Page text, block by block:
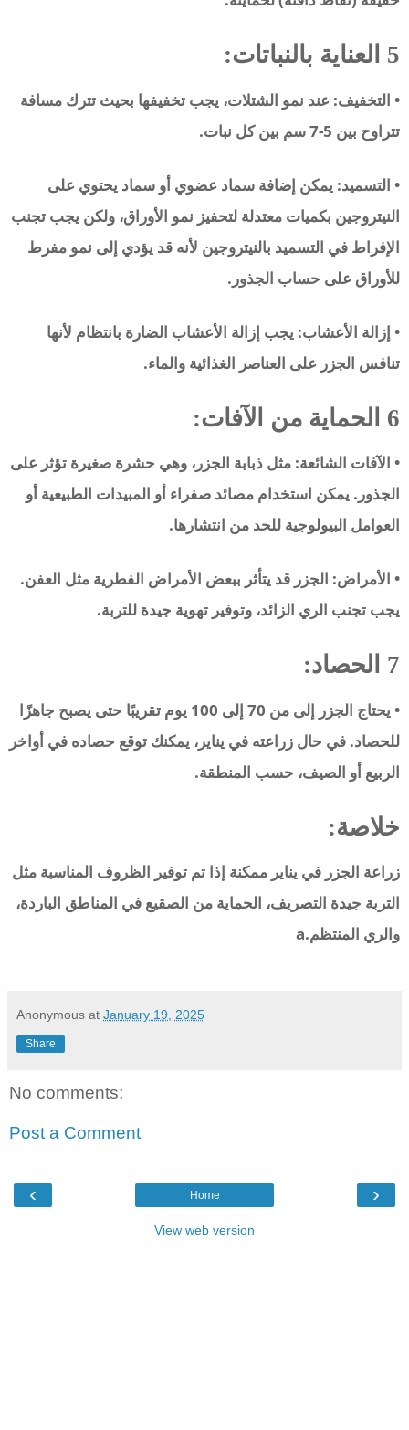
5 العناية بالنباتات:
• التخفيف: عند نمو الشتلات، يجب تخفيفها بحيث تترك مسافة
تتراوح بين 5-7 سم بين كل نبات.
• التسميد: يمكن إضافة سماد عضوي أو سماد يحتوي على
النيتروجين بكميات معتدلة لتحفيز نمو الأوراق، ولكن يجب تجنب
الإفراط في التسميد بالنيتروجين لأنه قد يؤدي إلى نمو مفرط
للأوراق على حساب الجذور.
• إزالة الأعشاب: يجب إزالة الأعشاب الضارة بانتظام لأنها
تنافس الجزر على العناصر الغذائية والماء.
6 الحماية من الآفات:
• الآفات الشائعة: مثل ذبابة الجزر، وهي حشرة صغيرة تؤثر على
الجذور. يمكن استخدام مصائد صفراء أو المبيدات الطبيعية أو
العوامل البيولوجية للحد من انتشارها.
• الأمراض: الجزر قد يتأثر ببعض الأمراض الفطرية مثل العفن.
يجب تجنب الري الزائد، وتوفير تهوية جيدة للتربة.
7 الحصاد:
• يحتاج الجزر إلى من 70 إلى 100 يوم تقريبًا حتى يصبح جاهزًا
للحصاد. في حال زراعته في يناير، يمكنك توقع حصاده في أواخر
الربيع أو الصيف، حسب المنطقة.
خلاصة:
زراعة الجزر في يناير ممكنة إذا تم توفير الظروف المناسبة مثل
التربة جيدة التصريف، الحماية من الصقيع في المناطق الباردة،
والري المنتظم.a
Anonymous at January 19, 2025
Share
No comments:
Post a Comment
‹ ›
Home
View web version